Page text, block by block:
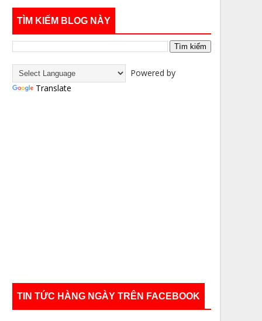
TÌM KIẾM BLOG NÀY
Powered by
Translate
TIN TỨC HÀNG NGÀY TRÊN FACEBOOK